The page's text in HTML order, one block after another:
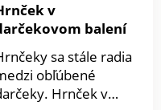
v
balení
sa stále radia
obľúbené
Hrnček v